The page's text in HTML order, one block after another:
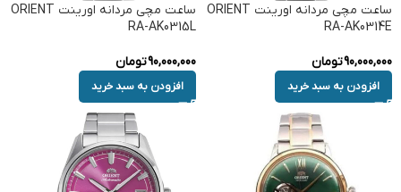
ساعت مچی مردانه اورینت ORIENT
RA-AK0314E
90,000,000تومان
افزودن به سبد خرید
ساعت مچی مردانه اورینت ORIENT
RA-AK0315L
90,000,000تومان
افزودن به سبد خرید